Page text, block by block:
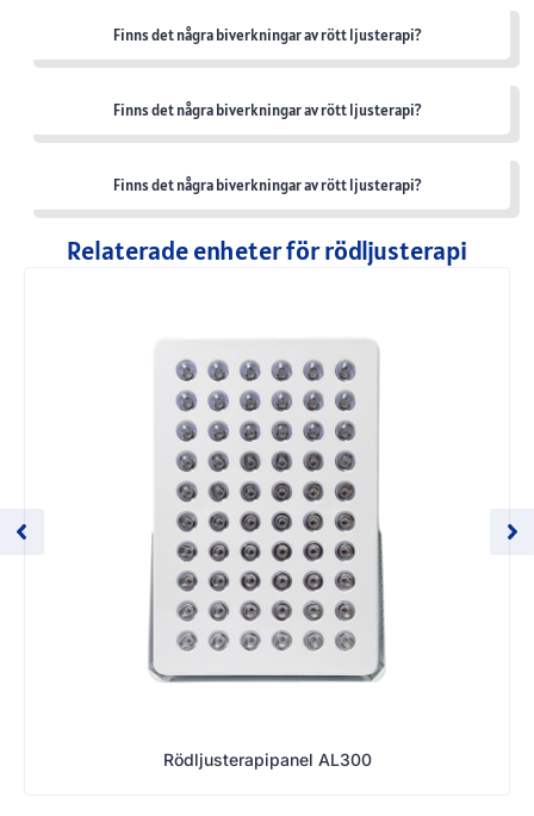
Finns det några biverkningar av rött ljusterapi?
Finns det några biverkningar av rött ljusterapi?
Finns det några biverkningar av rött ljusterapi?
Relaterade enheter för rödljusterapi
Rödljusterapipanel AL300